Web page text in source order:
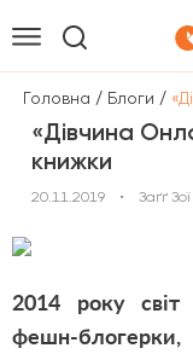
Головна / Блоги /
«Дівчина
книжки
20.11.2019 • Заґґ Зої
2014 року світ
фешн-